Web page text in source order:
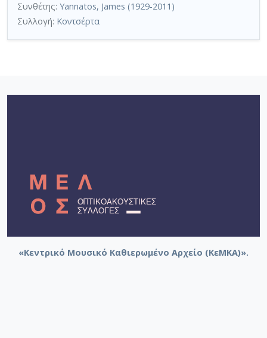
Συνθέτης: Yannatos, James (1929-2011)
Συλλογή: Κοντσέρτα
«Κεντρικό Μουσικό Καθιερωμένο Αρχείο (ΚεΜΚΑ)».